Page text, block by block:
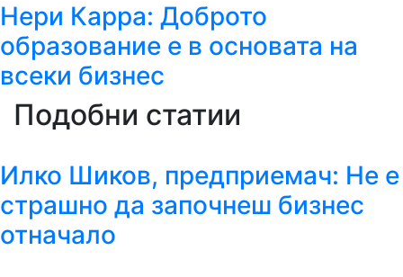
Нери Карра: Доброто
образование е в основата на
всеки бизнес
Подобни статии
Илко Шиков, предприемач: Не е
страшно да започнеш бизнес
отначало